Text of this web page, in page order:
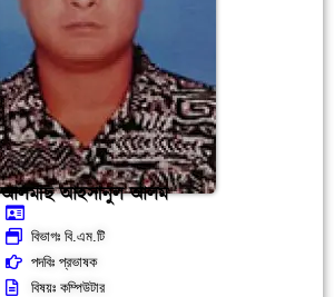
আলমাছ আহসানুল আলম
বিভাগঃ বি.এম.টি
পদবিঃ প্রভাষক
বিষয়ঃ কম্পিউটার